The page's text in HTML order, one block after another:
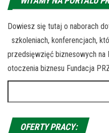
Dowiesz się tutaj o naborach
szkoleniach, konferencjach,
przedsięwzięć biznesowych
otoczenia biznesu Fundacja
OFERTY PRACY: